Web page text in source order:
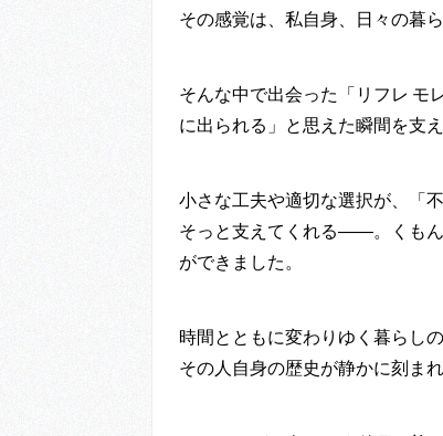
その感覚は、私自身、日々の暮
そんな中で出会った「リフレ モ
に出られる」と思えた瞬間を支
小さな工夫や適切な選択が、「
そっと支えてくれる――。くもん
ができました。
時間とともに変わりゆく暮らし
その人自身の歴史が静かに刻まれ